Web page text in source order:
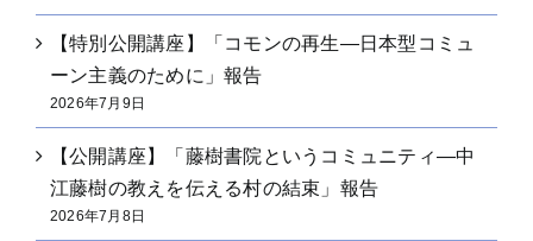
【特別公開講座】「コモンの再生―日本型コミュ
ーン主義のために」報告
2026年7月9日
【公開講座】「藤樹書院というコミュニティ―中
江藤樹の教えを伝える村の結束」報告
2026年7月8日